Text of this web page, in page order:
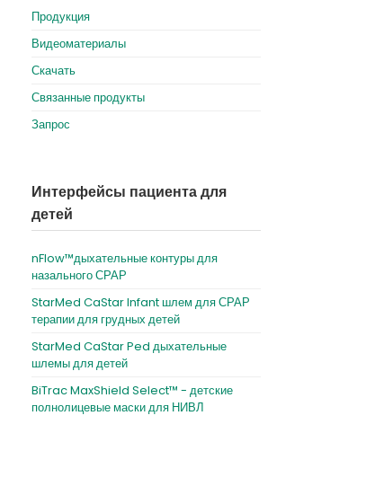
International English
Продукция
Видеоматериалы
Скачать
Связанные продукты
Запрос
Интерфейсы пациента для
детей
nFlow™дыхательные контуры для
назального СРАР
StarMed CaStar Infant шлем для СРАР
терапии для грудных детей
StarMed CaStar Ped дыхательные
шлемы для детей
BiTrac MaxShield Select™ - детские
полнолицевые маски для НИВЛ